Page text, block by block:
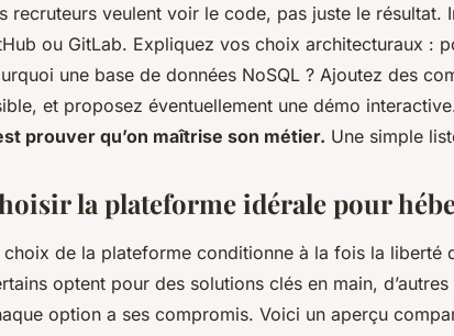
recruteurs veulent voir le code, pas juste le résultat.
ou GitLab. Expliquez vos choix architecturaux :
une base de données NoSQL ? Ajoutez des
et proposez éventuellement une démo
prouver qu’on maîtrise son métier. Une simple
la plateforme idérale pour
choix de la plateforme conditionne à la fois la liberté
optent pour des solutions clés en main,
option a ses compromis. Voici un aperçu